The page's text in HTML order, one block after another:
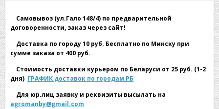
Самовывоз (ул.Гало 148/4) по предварительной
договоренности, заказ через сайт!
Доставка по городу 10 руб. Бесплатно по Минску при
сумме заказа от 400 руб.
Стоимость доставки курьером по Беларуси от 25 руб. (1-2
дня) ГРАФИК доставок по городам РБ
Для юр.лиц заявку и реквизиты высылать на
agromanby@gmail.com